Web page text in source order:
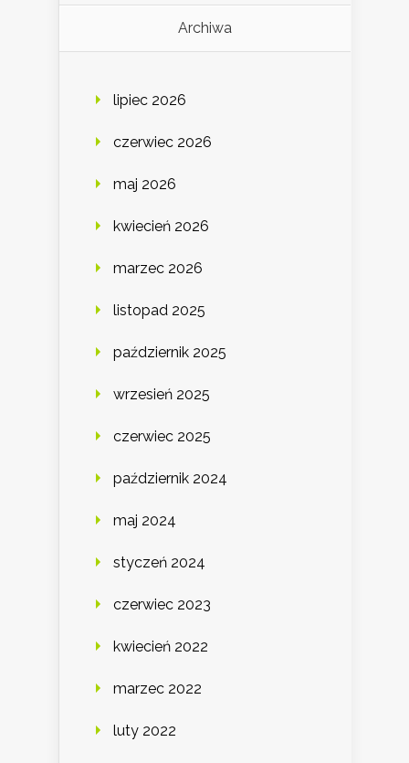
Archiwa
lipiec 2026
czerwiec 2026
maj 2026
kwiecień 2026
marzec 2026
listopad 2025
październik 2025
wrzesień 2025
czerwiec 2025
październik 2024
maj 2024
styczeń 2024
czerwiec 2023
kwiecień 2022
marzec 2022
luty 2022